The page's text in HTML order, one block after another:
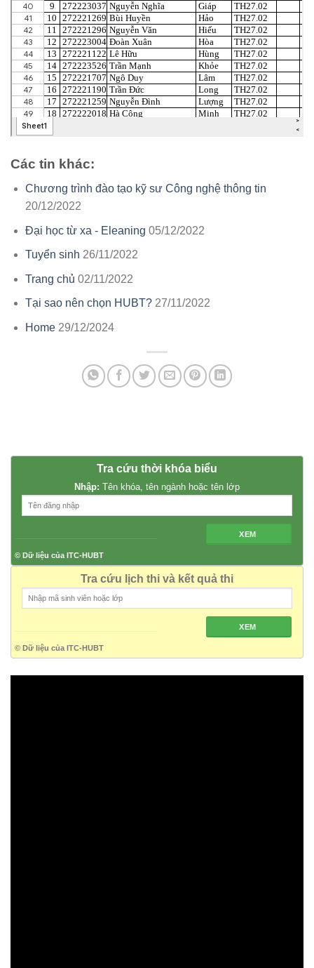
Các tin khác:
Chương trình đào tạo kỹ sư Công nghệ thông tin
20/12/2022
Đại học từ xa - Eleaning 05/12/2022
Tuyển sinh 26/11/2022
Trang chủ 02/11/2022
Tại sao nên chọn HUBT?27/11/2022
Home29/12/2024
Tra cứu thời khóa biểu
Nhập: Tên khóa, tên ngành hoặc tên lớp
XEM
© Dữ liệu của ITC-HUBT
Tra cứu lịch thi và kết quả thi
XEM
© Dữ liệu của ITC-HUBT